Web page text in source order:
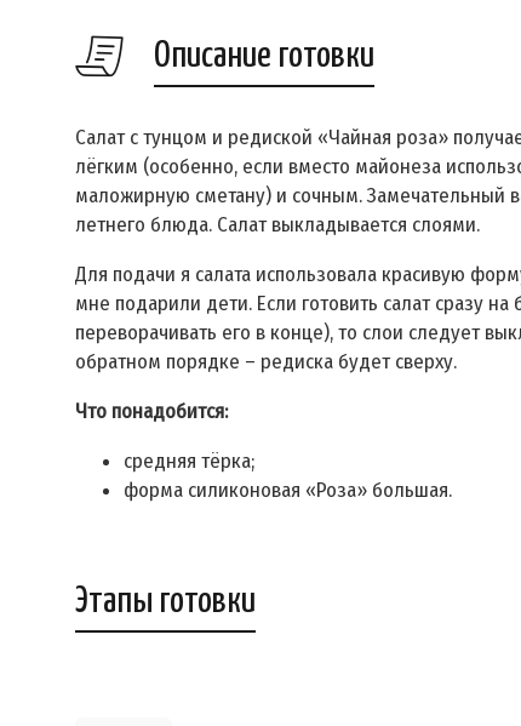
Описание готовки
Салат с тунцом и редиской «Чайная роза»
лёгким (особенно, если вместо майонеза
маложирную сметану) и сочным. Замечательный
летнего блюда. Салат выкладывается слоями.
Для подачи я салата использовала красивую
мне подарили дети. Если готовить салат сразу на
переворачивать его в конце), то слои следует
обратном порядке – редиска будет сверху.
Что понадобится:
средняя тёрка;
форма силиконовая «Роза» большая.
Этапы готовки